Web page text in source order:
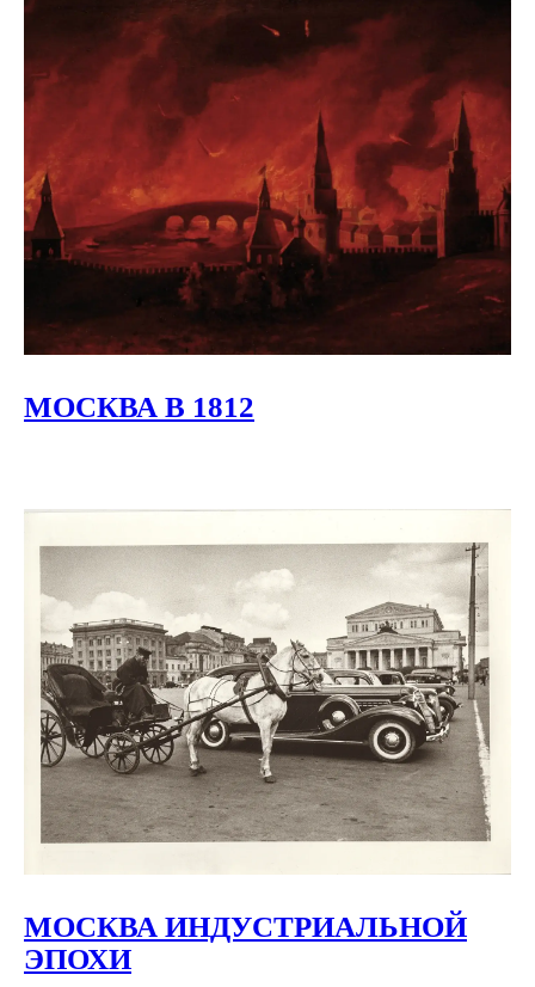
МОСКВА В 1812
МОСКВА ИНДУСТРИАЛЬНОЙ
ЭПОХИ